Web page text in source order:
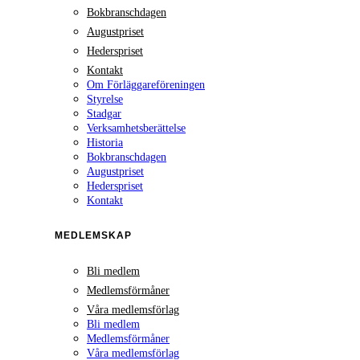
Bokbranschdagen
Augustpriset
Hederspriset
Kontakt
Om Förläggareföreningen
Styrelse
Stadgar
Verksamhetsberättelse
Historia
Bokbranschdagen
Augustpriset
Hederspriset
Kontakt
MEDLEMSKAP
Bli medlem
Medlemsförmåner
Våra medlemsförlag
Bli medlem
Medlemsförmåner
Våra medlemsförlag